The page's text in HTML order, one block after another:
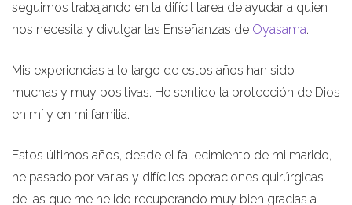
seguimos trabajando en la difícil tarea de ayudar a quien
nos necesita y divulgar las Enseñanzas de Oyasama.
Mis experiencias a lo largo de estos años han sido
muchas y muy positivas. He sentido la protección de Dios
en mí y en mi familia.
Estos últimos años, desde el fallecimiento de mi marido,
he pasado por varias y difíciles operaciones quirúrgicas
de las que me he ido recuperando muy bien gracias a